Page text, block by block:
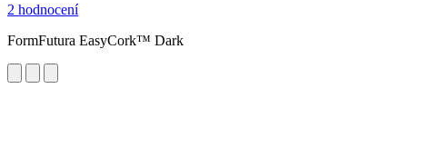
2 hodnocení
FormFutura EasyCork™ Dark